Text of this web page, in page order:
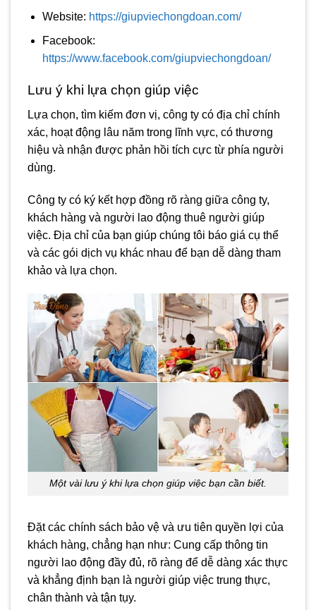
Website: https://giupviechongdoan.com/
Facebook:
https://www.facebook.com/giupviechongdoan/
Lưu ý khi lựa chọn giúp việc
Lựa chọn, tìm kiếm đơn vị, công ty có địa chỉ chính
xác, hoạt động lâu năm trong lĩnh vực, có thương
hiệu và nhận được phản hồi tích cực từ phía người
dùng.
Công ty có ký kết hợp đồng rõ ràng giữa công ty,
khách hàng và người lao động thuê người giúp
việc. Địa chỉ của bạn giúp chúng tôi báo giá cụ thể
và các gói dịch vụ khác nhau để bạn dễ dàng tham
khảo và lựa chọn.
Một vài lưu ý khi lựa chọn giúp việc bạn cần biết.
Đặt các chính sách bảo vệ và ưu tiên quyền lợi của
khách hàng, chẳng hạn như: Cung cấp thông tin
người lao động đầy đủ, rõ ràng để dễ dàng xác thực
và khẳng định bạn là người giúp việc trung thực,
chân thành và tận tụy.